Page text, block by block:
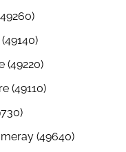
(49220)
(49110)
(49640)